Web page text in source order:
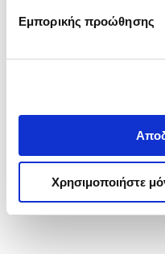
Εμπορικής προώθησης
Χρησιμοποιήστε